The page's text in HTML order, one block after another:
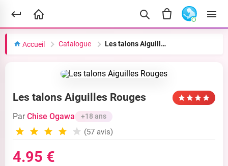
Accueil Catalogue Les talons Aiguilles Rouges
Les talons Aiguilles Rouges
ParChise Ogawa +18 ans
(57 avis)
4.95 €